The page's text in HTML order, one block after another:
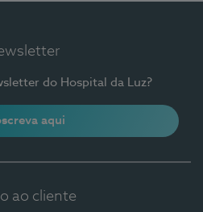
do Hospital da Luz?
aqui
ao cliente